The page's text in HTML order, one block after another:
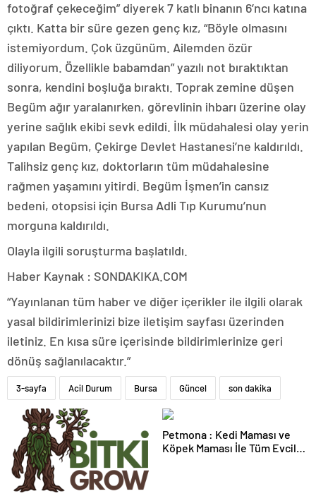
fotoğraf çekeceğim” diyerek 7 katlı binanın 6’ncı katına
çıktı. Katta bir süre gezen genç kız, “Böyle olmasını
istemiyordum. Çok üzgünüm. Ailemden özür
diliyorum. Özellikle babamdan” yazılı not bıraktıktan
sonra, kendini boşluğa bıraktı. Toprak zemine düşen
Begüm ağır yaralanırken, görevlinin ihbarı üzerine olay
yerine sağlık ekibi sevk edildi. İlk müdahalesi olay yerin
yapılan Begüm, Çekirge Devlet Hastanesi’ne kaldırıldı.
Talihsiz genç kız, doktorların tüm müdahalesine
rağmen yaşamını yitirdi. Begüm İşmen’in cansız
bedeni, otopsisi için Bursa Adli Tıp Kurumu’nun
morguna kaldırıldı.
Olayla ilgili soruşturma başlatıldı.
Haber Kaynak : SONDAKIKA.COM
“Yayınlanan tüm haber ve diğer içerikler ile ilgili olarak
yasal bildirimlerinizi bize iletişim sayfası üzerinden
iletiniz. En kısa süre içerisinde bildirimlerinize geri
dönüş sağlanılacaktır.”
3-sayfa Acil Durum Bursa Güncel son dakika
Petmona : Kedi Maması ve
Köpek Maması İle Tüm Evcil